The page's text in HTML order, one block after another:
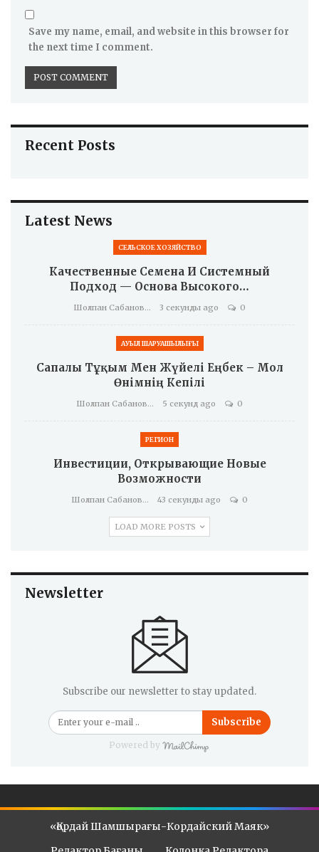
Save my name, email, and website in this browser for
the next time I comment.
Recent Posts
Latest News
СЕЛЬСКОЕ ХОЗЯЙСТВО
Качественные Семена И Системный
Подход — Основа Высокого…
Шолпан Сабанова 3 секунды ago 0
АУЫЛ ШАРУАШЫЛЫҒЫ
Сапалы Тұқым Мен Жүйелі Еңбек – Мол
Өнімнің Кепілі
Шолпан Сабанова 5 секунд ago 0
РЕГИОН
Инвестиции, Открывающие Новые
Возможности
Шолпан Сабанова 43 секунды ago 0
LOAD MORE POSTS
Newsletter
Subscribe our newsletter to stay updated.
Subscribe
Powered by
«Қордай Шамшырағы-Кордайский Маяк»